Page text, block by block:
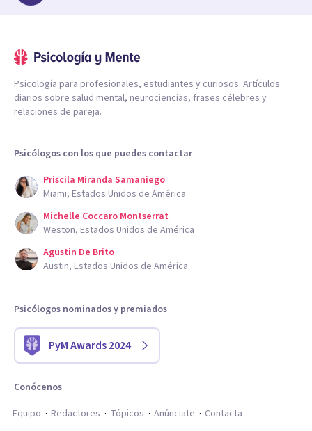
Psicología para profesionales, estudiantes y curiosos. Artículos
diarios sobre salud mental, neurociencias, frases célebres y
relaciones de pareja.
Psicólogos con los que puedes contactar
Priscila Miranda Samaniego
Miami, Estados Unidos de América
Michelle Coccaro Montserrat
Weston, Estados Unidos de América
Agustin De Brito
Austin, Estados Unidos de América
Psicólogos nominados y premiados
PyM Awards 2024
Conócenos
Equipo
Redactores Tópicos Anúnciate Contacta